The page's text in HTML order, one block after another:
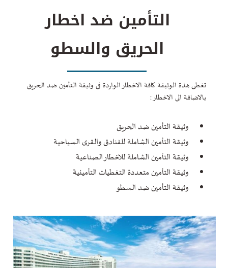
التأمين ضد اخطار
الحريق والسطو
تغطى هذة الوثيقة كافة الاخطار الواردة فى وثيقة التأمين ضد الحريق
بالاضافة الى الاخطار :
وثيقة التأمين ضد الحريق
وثيقة التأمين الشاملة للفنادق والقرى السياحية
وثيقة التأمين الشاملة للاخطار الصناعية
وثيقة التأمين متعددة التغطيات التأمينية
وثيقة التأمين ضد السطو